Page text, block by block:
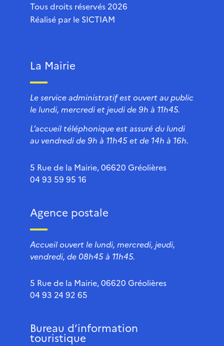
Tous droits réservés 2026
Réalisé par le SICTIAM
La Mairie
Le service administratif est ouvert au public
le lundi, mercredi et jeudi de 9h à 11h45.
L’accueil téléphonique est assuré du lundi
au vendredi de 9h à 11h45 et de 14h à 16h.
5 Rue de la Mairie, 06620 Gréolières
04 93 59 95 16
Agence postale
Accueil ouvert le lundi, mercredi, jeudi,
vendredi, de 08h45 à 11h45.
5 Rue de la Mairie, 06620 Gréolières
04 93 24 92 65
Bureau d’information
touristique